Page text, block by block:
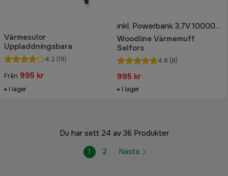
Värmesulor
Uppladdningsbara
4.2 (19)
Från 995 kr
I lager
inkl. Powerbank 3,7V 10000mAh
Woodline Värmemuff
Selfors
4.8 (8)
995 kr
I lager
Du har sett 24 av 36 Produkter
1
2 Nästa